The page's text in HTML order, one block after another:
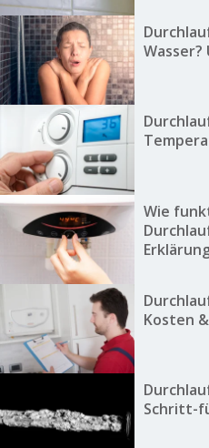
Wasser?
Wie
Kosten
Schritt-